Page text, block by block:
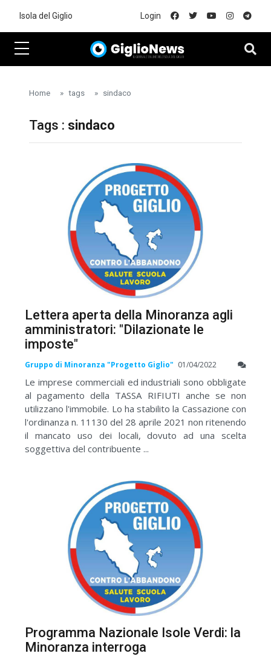
Isola del Giglio Login
Home tags sindaco
Tags : sindaco
Lettera aperta della Minoranza agli
amministratori: "Dilazionate le
imposte"
Gruppo di Minoranza "Progetto Giglio" 01/04/2022
Le imprese commerciali ed industriali sono obbligate
al pagamento della TASSA RIFIUTI anche se non
utilizzano l'immobile. Lo ha stabilito la Cassazione con
l'ordinanza n. 11130 del 28 aprile 2021 non ritenendo
il mancato uso dei locali, dovuto ad una scelta
soggettiva del contribuente ...
Programma Nazionale Isole Verdi: la
Minoranza interroga